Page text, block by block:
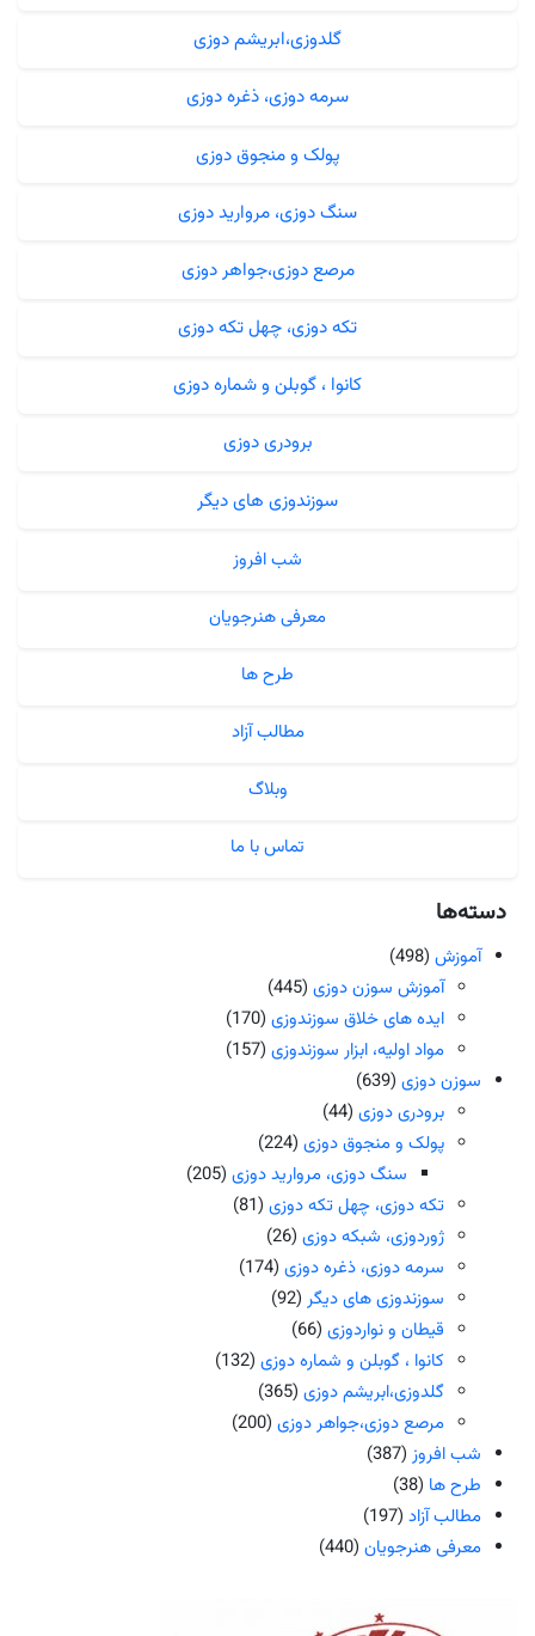
گلدوزی،ابریشم دوزی
سرمه دوزی، ذغره دوزی
پولک و منجوق دوزی
سنگ دوزی، مروارید دوزی
مرصع دوزی،جواهر دوزی
تکه دوزی، چهل تکه دوزی
کانوا ، گوبلن و شماره دوزی
برودری دوزی
سوزندوزی های دیگر
شب افروز
معرفی هنرجویان
طرح ها
مطالب آزاد
وبلاگ
تماس با ما
دسته‌ها
آموزش (498)
آموزش سوزن دوزی (445)
ایده های خلاق سوزندوزی (170)
مواد اولیه، ابزار سوزندوزی (157)
سوزن دوزی (639)
برودری دوزی (44)
پولک و منجوق دوزی (224)
سنگ دوزی، مروارید دوزی(205)
تکه دوزی، چهل تکه دوزی (81)
ژوردوزی، شبکه دوزی (26)
سرمه دوزی، ذغره دوزی (174)
سوزندوزی های دیگر (92)
قیطان و نواردوزی (66)
کانوا ، گوبلن و شماره دوزی (132)
گلدوزی،ابریشم دوزی (365)
مرصع دوزی،جواهر دوزی (200)
شب افروز (387)
طرح ها (38)
مطالب آزاد (197)
معرفی هنرجویان (440)